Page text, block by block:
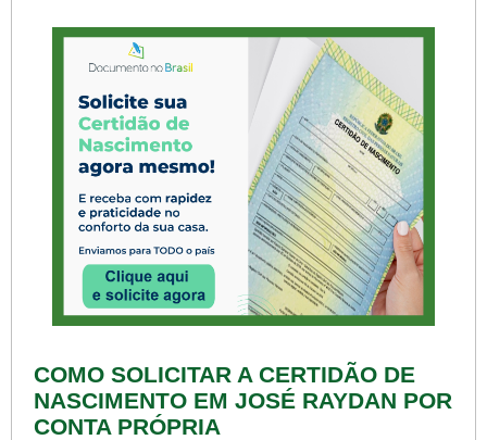
COMO SOLICITAR A CERTIDÃO DE
NASCIMENTO EM JOSÉ RAYDAN POR
CONTA PRÓPRIA